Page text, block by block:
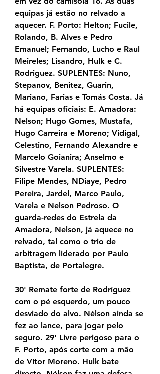
equipas já estão no relvado a
aquecer. F. Porto: Helton; Fucile,
Rolando, B. Alves e Pedro
Emanuel; Fernando, Lucho e Raul
Meireles; Lisandro, Hulk e C.
Rodriguez. SUPLENTES: Nuno,
Stepanov, Benitez, Guarin,
Mariano, Farias e Tomás Costa. Já
há equipas oficiais: E. Amadora:
Nelson; Hugo Gomes, Mustafa,
Hugo Carreira e Moreno; Vidigal,
Celestino, Fernando Alexandre e
Marcelo Goianira; Anselmo e
Silvestre Varela. SUPLENTES:
Filipe Mendes, NDiaye, Pedro
Pereira, Jardel, Marco Paulo,
Varela e Nelson Pedroso. O
guarda-redes do Estrela da
Amadora, Nelson, já aquece no
relvado, tal como o trio de
arbitragem liderado por Paulo
Baptista, de Portalegre.
30' Remate forte de Rodríguez
com o pé esquerdo, um pouco
desviado do alvo. Nélson ainda se
fez ao lance, para jogar pelo
seguro. 29' Livre perigoso para o
F. Porto, após corte com a mão
de Vítor Moreno. Hulk bate